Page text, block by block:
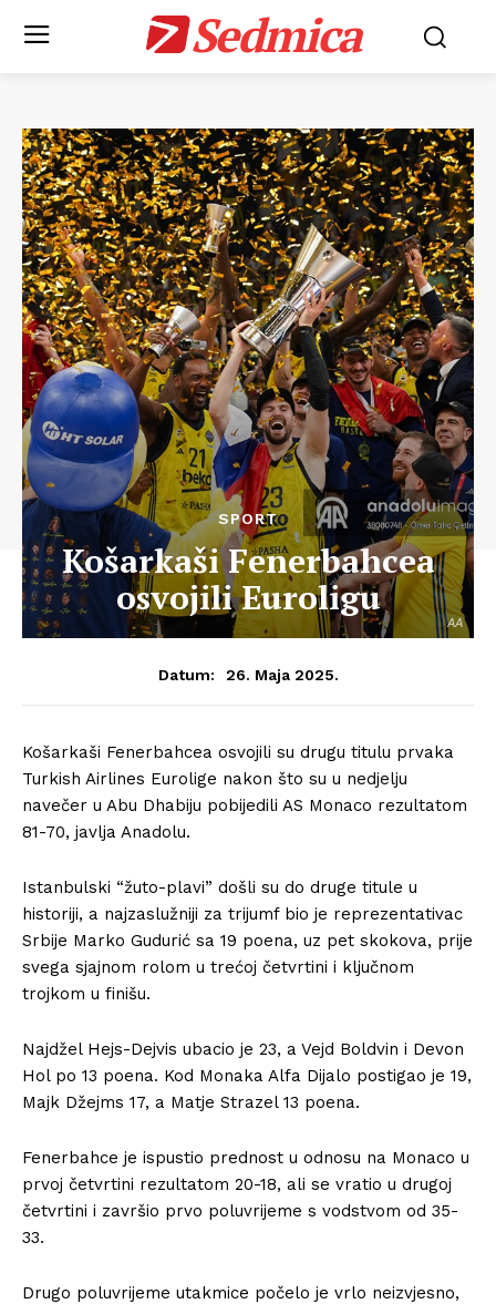
Sedmica
AA
SPORT
Košarkaši Fenerbahcea
osvojili Euroligu
Datum: 26. Maja 2025.
Košarkaši Fenerbahcea osvojili su drugu titulu prvaka
Turkish Airlines Eurolige nakon što su u nedjelju
navečer u Abu Dhabiju pobijedili AS Monaco rezultatom
81-70, javlja Anadolu.
Istanbulski “žuto-plavi” došli su do druge titule u
historiji, a najzaslužniji za trijumf bio je reprezentativac
Srbije Marko Gudurić sa 19 poena, uz pet skokova, prije
svega sjajnom rolom u trećoj četvrtini i ključnom
trojkom u finišu.
Najdžel Hejs-Dejvis ubacio je 23, a Vejd Boldvin i Devon
Hol po 13 poena. Kod Monaka Alfa Dijalo postigao je 19,
Majk Džejms 17, a Matje Strazel 13 poena.
Fenerbahce je ispustio prednost u odnosu na Monaco u
prvoj četvrtini rezultatom 20-18, ali se vratio u drugoj
četvrtini i završio prvo poluvrijeme s vodstvom od 35-
33.
Drugo poluvrijeme utakmice počelo je vrlo neizvjesno,